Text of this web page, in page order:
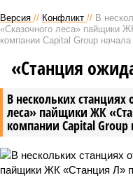
Версия // Конфликт // В
«Сказочного леса» пайщики
компании Capital Group
В нескольких станциях
леса» пайщики ЖК
компании Capital Group
«Станция